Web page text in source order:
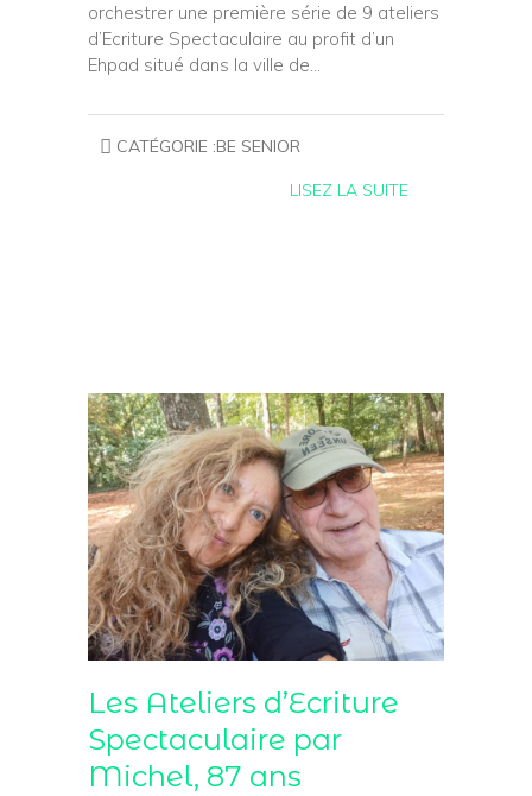
orchestrer une première série de 9 ateliers
d’Ecriture Spectaculaire au profit d’un
Ehpad situé dans la ville de…
CATÉGORIE :BE SENIOR
LISEZ LA SUITE
Les Ateliers d’Ecriture
Spectaculaire par
Michel, 87 ans